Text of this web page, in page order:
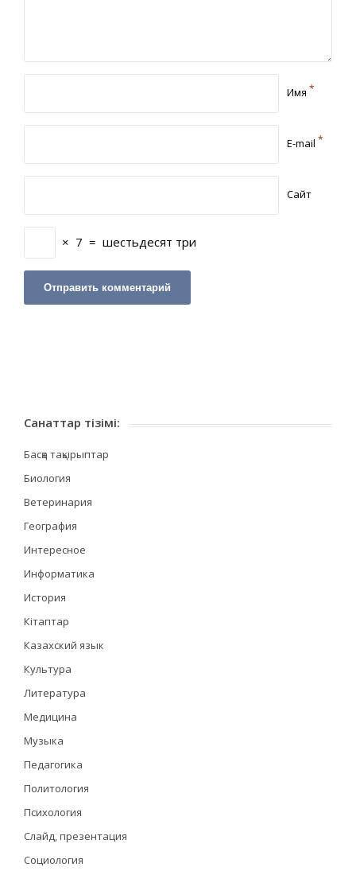
Имя *
E-mail *
Сайт
× 7 = шестьдесят три
Санаттар тізімі:
Басқа тақырыптар
Биология
Ветеринария
География
Интересное
Информатика
История
Кітаптар
Казахский язык
Культура
Литература
Медицина
Музыка
Педагогика
Политология
Психология
Слайд, презентация
Социология